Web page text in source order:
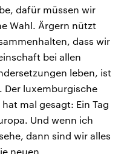
dafür müssen wir
Wahl. Ärgern nützt
dass wir
bei allen
leben, ist
Der luxemburgische
mal gesagt: Ein Tag
Und wenn ich
dann sind wir alles
neuen